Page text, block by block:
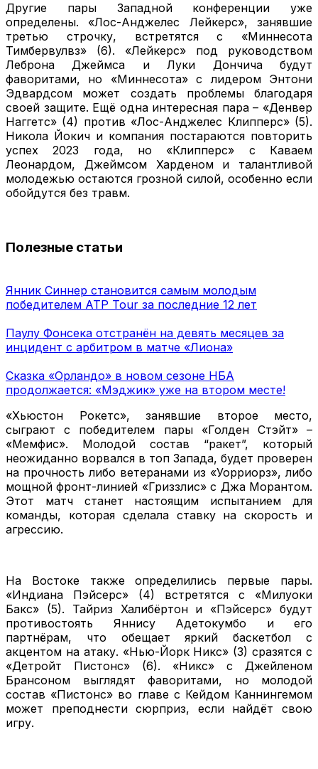
Другие пары Западной конференции уже
определены. «Лос-Анджелес Лейкерс», занявшие
третью строчку, встретятся с «Миннесота
Тимбервулвз» (6). «Лейкерс» под руководством
Леброна Джеймса и Луки Дончича будут
фаворитами, но «Миннесота» с лидером Энтони
Эдвардсом может создать проблемы благодаря
своей защите. Ещё одна интересная пара – «Денвер
Наггетс» (4) против «Лос-Анджелес Клипперс» (5).
Никола Йокич и компания постараются повторить
успех 2023 года, но «Клипперс» с Каваем
Леонардом, Джеймсом Харденом и талантливой
молодежью остаются грозной силой, особенно если
обойдутся без травм.
Полезные статьи
Янник Синнер становится самым молодым
победителем ATP Tour за последние 12 лет
Паулу Фонсека отстранён на девять месяцев за
инцидент с арбитром в матче «Лиона»
Сказка «Орландо» в новом сезоне НБА
продолжается: «Мэджик» уже на втором месте!
«Хьюстон Рокетс», занявшие второе место,
сыграют с победителем пары «Голден Стэйт» –
«Мемфис». Молодой состав “ракет”, который
неожиданно ворвался в топ Запада, будет проверен
на прочность либо ветеранами из «Уорриорз», либо
мощной фронт-линией «Гриззлис» с Джа Морантом.
Этот матч станет настоящим испытанием для
команды, которая сделала ставку на скорость и
агрессию.
На Востоке также определились первые пары.
«Индиана Пэйсерс» (4) встретятся с «Милуоки
Бакс» (5). Тайриз Халибёртон и «Пэйсерс» будут
противостоять Яннису Адетокумбо и его
партнёрам, что обещает яркий баскетбол с
акцентом на атаку. «Нью-Йорк Никс» (3) сразятся с
«Детройт Пистонс» (6). «Никс» с Джейленом
Брансоном выглядят фаворитами, но молодой
состав «Пистонс» во главе с Кейдом Каннингемом
может преподнести сюрприз, если найдёт свою
игру.